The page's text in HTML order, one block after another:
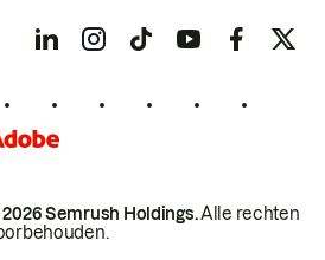
Semrush Holdings.Alle rechten